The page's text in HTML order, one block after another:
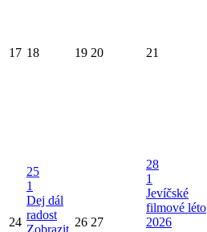
17 18 19 20 21
24
25
1
Dej dál
radost
Zobrazit
26 27
28
1
Jevíčské
filmové léto
2026